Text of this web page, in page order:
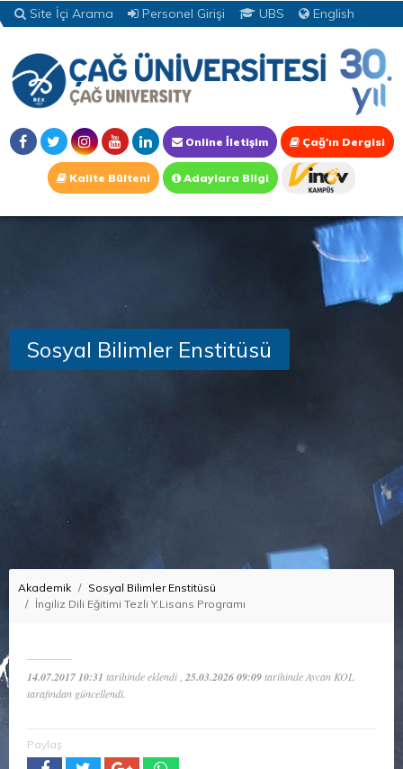
Site İçi Arama Personel Girişi UBS English
Online İletişim Çağ'ın Dergisi
Kalite Bülteni Adaylara Bilgi
Sosyal Bilimler Enstitüsü
Akademik
Sosyal Bilimler Enstitüsü
İngiliz Dili Eğitimi Tezli Y.Lisans Programı
14.07.2017 10:31 tarihinde eklendi , 25.03.2026 09:09tarihinde Aycan KOL
tarafından güncellendi.
Paylaş